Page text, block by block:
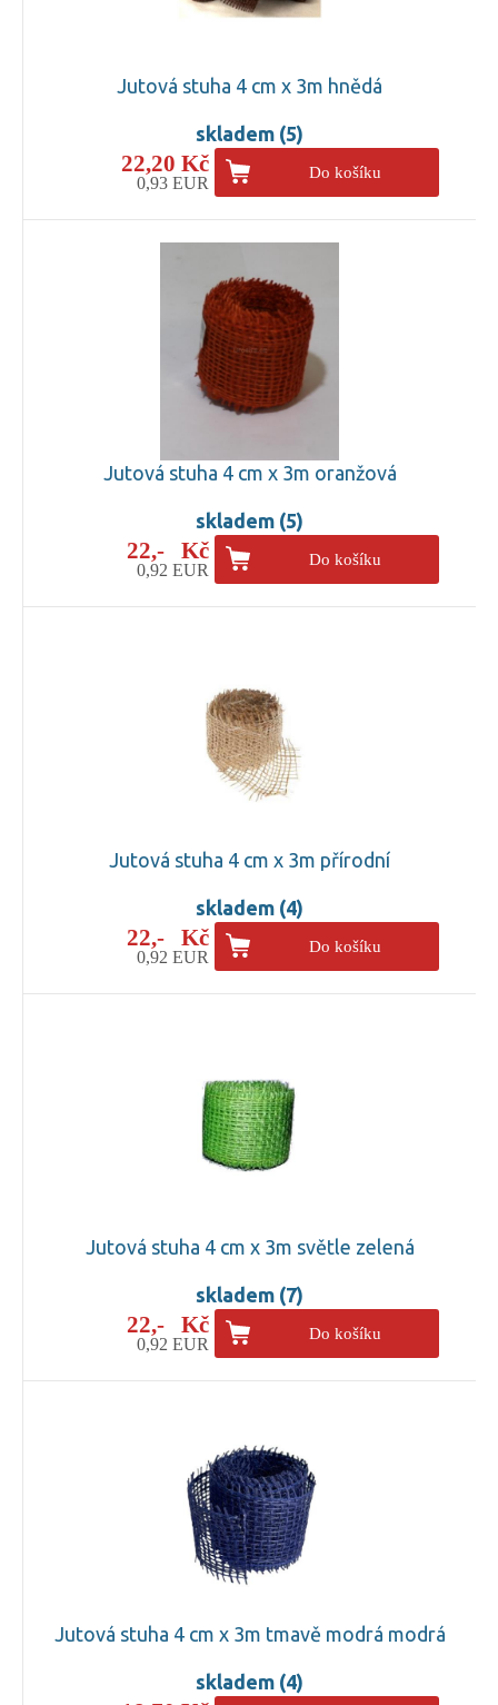
Jutová stuha 4 cm x 3m hnědá
skladem (5)
22,20 Kč
0,93 EUR
Do košíku
Jutová stuha 4 cm x 3m oranžová
skladem (5)
22,- Kč
0,92 EUR
Do košíku
Jutová stuha 4 cm x 3m přírodní
skladem (4)
22,- Kč
0,92 EUR
Do košíku
Jutová stuha 4 cm x 3m světle zelená
skladem (7)
22,- Kč
0,92 EUR
Do košíku
Jutová stuha 4 cm x 3m tmavě modrá modrá
skladem (4)